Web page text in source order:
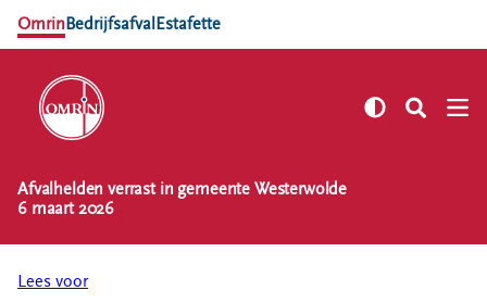
OmrinBedrijfsafval Estafette
NL EN
Zelf regelen
Afvalkalender
Afvalhelden verrast in gemeente Westerwolde
6 maart 2026
Lees voor